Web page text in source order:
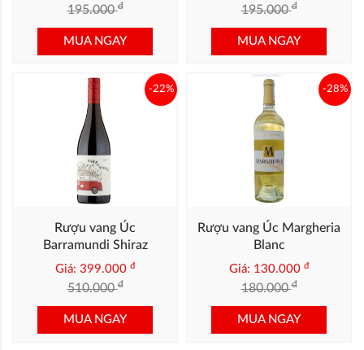
195.000đ
MUA NGAY
195.000đ
MUA NGAY
Rượu vang Úc
Barramundi Shiraz
Giá: 399.000 đ
510.000đ
-22%
MUA NGAY
Rượu vang Úc Margheria
Blanc
Giá: 130.000 đ
180.000đ
-28%
MUA NGAY